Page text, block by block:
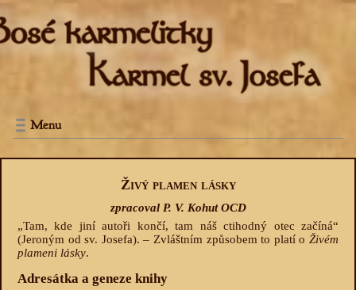
Menu
Živý plamen lásky
zpracoval P. V. Kohut OCD
„Tam, kde jiní autoři končí, tam náš ctihodný otec začíná“
(Jeroným od sv. Josefa). – Zvláštním způsobem to platí o Živém
plameni lásky.
Adresátka a geneze knihy